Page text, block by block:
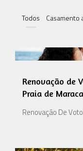
Todos Casamento
Renovação de
Praia de
Renovação De